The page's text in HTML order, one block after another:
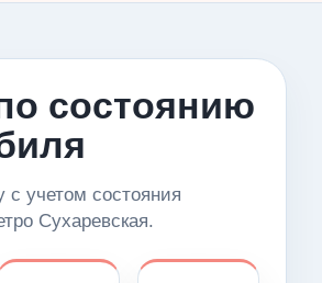
состоянию
с учетом состояния
Сухаревская.